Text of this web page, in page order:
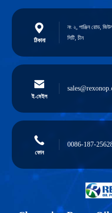
ঠিকানা
নং ২, পাঞ্জিন রোড,
সিটি, চীন
ই-মেইল
ফোন
0086-187-